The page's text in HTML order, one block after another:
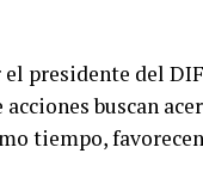
de
el presidente del
buscan
tiempo,